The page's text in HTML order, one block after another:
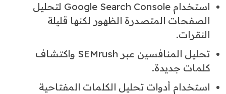
استخدام Google Search Console لتحليل
الصفحات المتصدرة الظهور لكنها قليلة
النقرات.
تحليل المنافسين عبر SEMrush واكتشاف
كلمات جديدة.
استخدام أدوات تحليل الكلمات المفتاحية